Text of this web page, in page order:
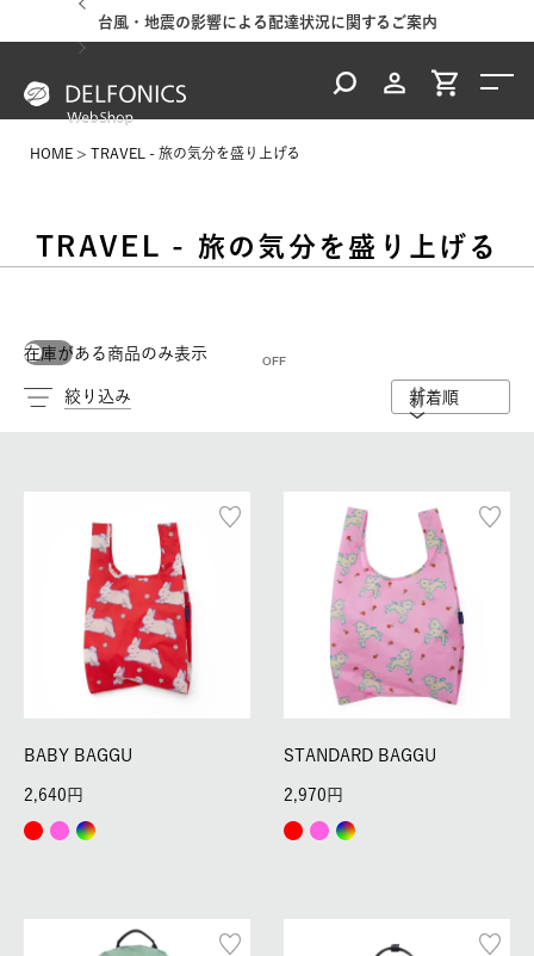
台風・地震の影響による配達状況に関するご案内
HOME TRAVEL - 旅の気分を盛り上げる
TRAVEL - 旅の気分を盛り上げる
在庫がある商品のみ表示
絞り込み 新着順
BABY BAGGU
2,640
STANDARD BAGGU
2,970